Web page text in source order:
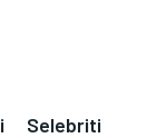
Selebriti